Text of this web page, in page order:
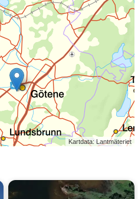
Kartdata: Lantmäteriet